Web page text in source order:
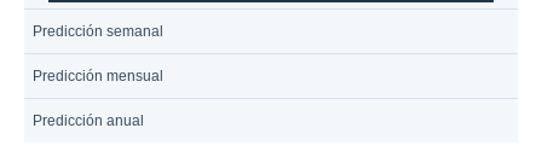
Predicción semanal
Predicción mensual
Predicción anual